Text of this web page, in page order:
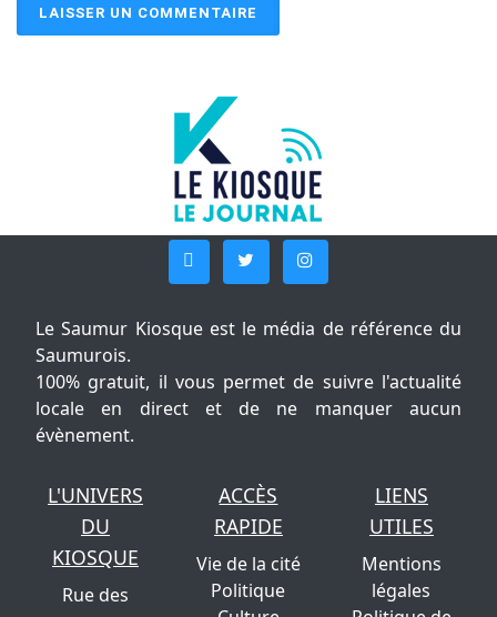
Le Saumur Kiosque est le média de référence du
Saumurois.
100% gratuit, il vous permet de suivre l'actualité
locale en direct et de ne manquer aucun
évènement.
L'UNIVERS
DU
KIOSQUE
Rue des
ACCÈS
RAPIDE
Vie de la cité
Politique
LIENS
UTILES
Mentions
légales